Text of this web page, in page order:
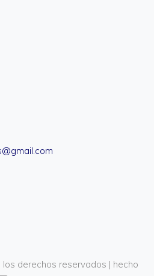
los derechos reservados | hecho